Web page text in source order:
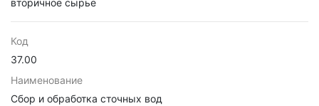
вторичное сырье
Код
37.00
Наименование
Сбор и обработка сточных вод